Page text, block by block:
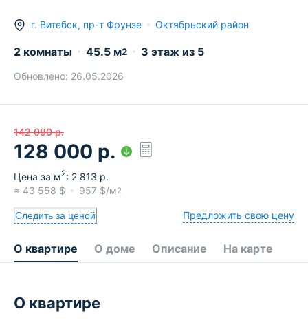
г. Витебск, пр-т Фрунзе Октябрьский район
2 комнаты 45.5 м2 3 этаж из 5
Обновлено: 26.05.2026
142 090 р.
128 000 р.
Цена за м2: 2 813 р.
≈ 43 558 $ 957 $/м2
Следить за ценой Предложить свою цену
О квартире О доме Описание На карте
О квартире